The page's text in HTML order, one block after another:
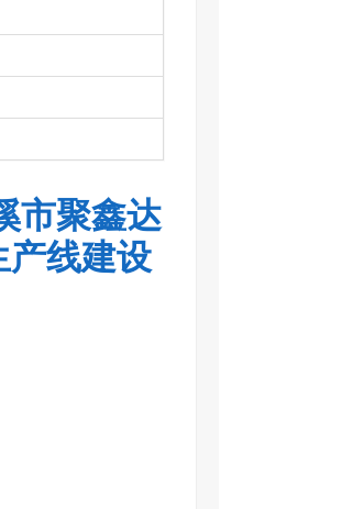
市聚鑫达
产线建设